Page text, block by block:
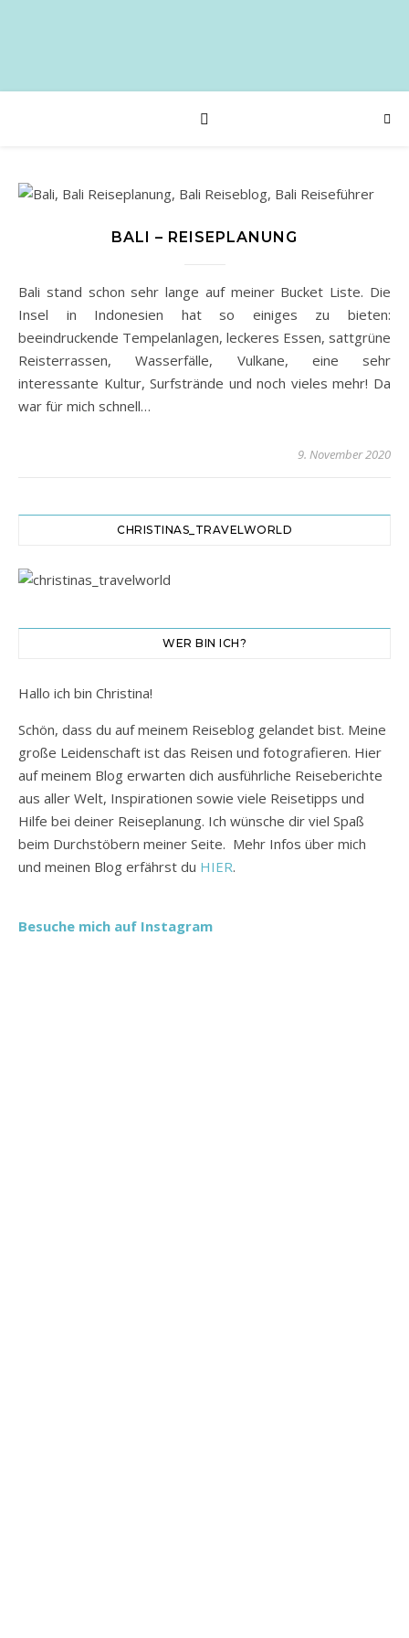
BALI – REISEPLANUNG
Bali stand schon sehr lange auf meiner Bucket Liste. Die
Insel in Indonesien hat so einiges zu bieten:
beeindruckende Tempelanlagen, leckeres Essen, sattgrüne
Reisterrassen, Wasserfälle, Vulkane, eine sehr
interessante Kultur, Surfstrände und noch vieles mehr! Da
war für mich schnell…
9. November 2020
CHRISTINAS_TRAVELWORLD
WER BIN ICH?
Hallo ich bin Christina!
Schön, dass du auf meinem Reiseblog gelandet bist. Meine
große Leidenschaft ist das Reisen und fotografieren. Hier
auf meinem Blog erwarten dich ausführliche Reiseberichte
aus aller Welt, Inspirationen sowie viele Reisetipps und
Hilfe bei deiner Reiseplanung. Ich wünsche dir viel Spaß
beim Durchstöbern meiner Seite. Mehr Infos über mich
und meinen Blog erfährst du HIER.
Besuche mich auf Instagram